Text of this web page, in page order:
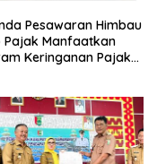
Pesawaran Himbau
Manfaatkan
Keringanan Pajak